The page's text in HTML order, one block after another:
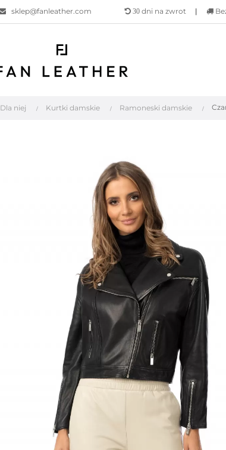
sklep@fanleather.com 30 dni na zwrot |
Dla niej Kurtki damskie Ramoneski damskie